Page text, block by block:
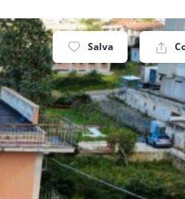
Salva